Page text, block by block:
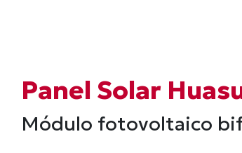
Panel Solar
Módulo fotovoltaico